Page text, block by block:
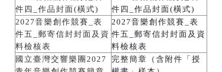
件四_作品封面(橫式)
件四_作品封面(橫式)
2027音樂創作競賽_表
件五_郵寄信封封面及資
料檢核表
2027音樂創作競賽_表
件五_郵寄信封封面及資
料檢核表
國立臺灣交響樂團2027
完整簡章（含附件「授